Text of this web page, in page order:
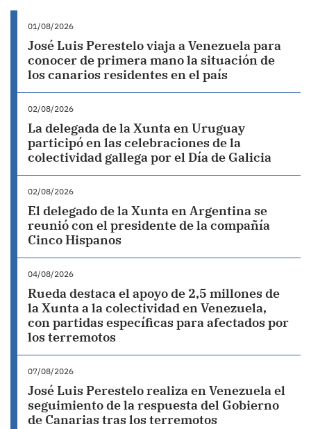
01/08/2026
José Luis Perestelo viaja a Venezuela para
conocer de primera mano la situación de
los canarios residentes en el país
02/08/2026
La delegada de la Xunta en Uruguay
participó en las celebraciones de la
colectividad gallega por el Día de Galicia
02/08/2026
El delegado de la Xunta en Argentina se
reunió con el presidente de la compañía
Cinco Hispanos
04/08/2026
Rueda destaca el apoyo de 2,5 millones de
la Xunta a la colectividad en Venezuela,
con partidas específicas para afectados por
los terremotos
07/08/2026
José Luis Perestelo realiza en Venezuela el
seguimiento de la respuesta del Gobierno
de Canarias tras los terremotos